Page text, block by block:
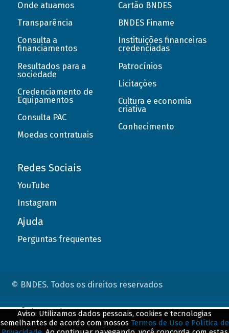
Onde atuamos
Transparência
Consulta a
financiamentos
Resultados para a
sociedade
Credenciamento de
Equipamentos
Consulta PAC
Moedas contratuais
Cartão BNDES
BNDES Finame
Instituições financeiras
credenciadas
Patrocínios
Licitações
Cultura e economia
criativa
Conhecimento
Redes Sociais
YouTube
Instagram
Ajuda
Perguntas frequentes
© BNDES. Todos os direitos reservados
Aviso: Utilizamos dados pessoais, cookies e tecnologias
semelhantes de acordo com nossos Termos de Uso e Política de
ConteÃºdo complementar
${title}${badge}